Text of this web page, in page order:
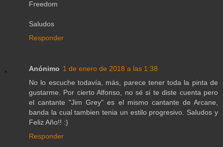
Freedom
Saludos
Responder
Anónimo 1 de enero de 2018 a las 1:38
No lo escuche todavía, más, parece tener toda la pinta de
gustarme. Por cierto Alfonso, no sé si te diste cuenta pero
el cantante "Jim Grey" es el mismo cantante de Arcane,
banda la cual tambien tenia un estilo progresivo. Saludos y
Feliz Año!! :)
Responder